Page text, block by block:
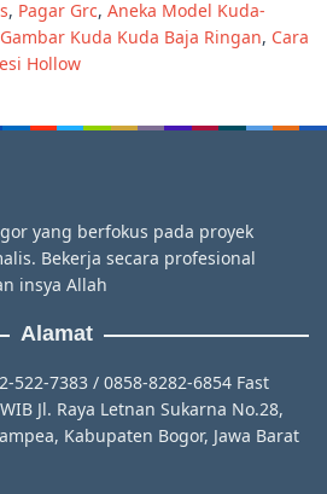
, Pagar Grc, Aneka Model Kuda-
Gambar Kuda Kuda Baja Ringan, Cara
Hollow
yang berfokus pada proyek
Bekerja secara profesional
insya Allah
Alamat
522-7383 / 0858-8282-6854 Fast
Jl. Raya Letnan Sukarna No.28,
Kabupaten Bogor, Jawa Barat